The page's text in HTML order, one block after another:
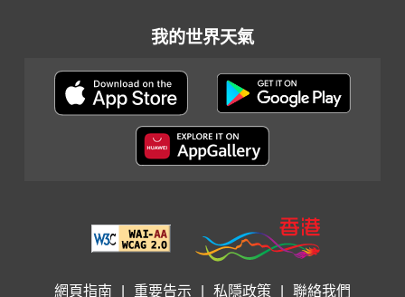
我的世界天氣
網頁指南 重要告示 私隱政策 聯絡我們